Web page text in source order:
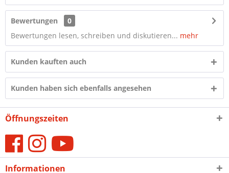
Bewertungen
0
Bewertungen lesen, schreiben und diskutieren... mehr
Kunden kauften auch
Kunden haben sich ebenfalls angesehen
Öffnungszeiten
Informationen